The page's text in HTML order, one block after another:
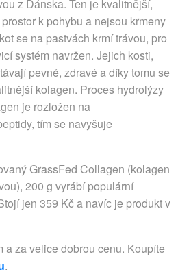
z Dánska. Ten je kvalitnější,
k pohybu a nejsou krmeny
se na pastvách krmí trávou, pro
systém navržen. Jejich kosti,
pevné, zdravé a díky tomu se
kolagen. Proces hydrolýzy
je rozložen na
tím se navyšuje
GrassFed Collagen (kolagen
200 g vyrábí populární
jen 359 Kč a navíc je produkt v
a za velice dobrou cenu. Koupíte
.